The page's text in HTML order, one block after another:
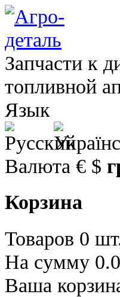
Запчасти к
топливной
Язык
Валюта € $
Корзина
Товаров 0
На сумму
Ваша